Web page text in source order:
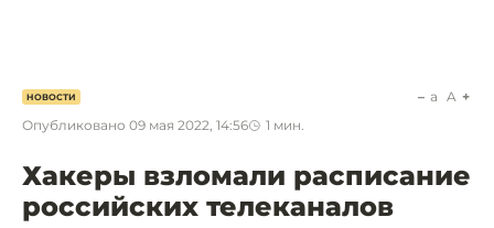
НОВОСТИ
Опубликовано 09 мая 2022, 14:56 1 мин.
a A
Хакеры взломали расписание
российских телеканалов